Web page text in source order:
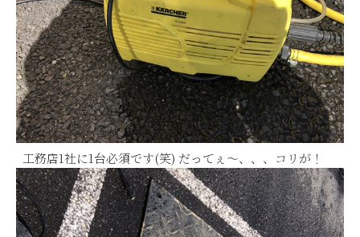
工務店1社に1台必須です(笑) だってぇ～、、、コリが！